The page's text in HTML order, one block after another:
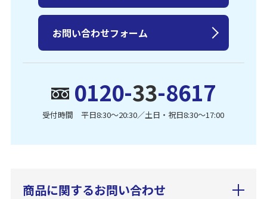
0120-33-8617
受付時間 平日8:30〜20:30／土日・祝日8:30〜17:00
お問い合わせフォーム
商品に関するお問い合わせ